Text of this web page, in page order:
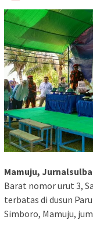
Mamuju,
Barat nomor urut 3,
terbatas di dusun
Simboro, Mamuju,